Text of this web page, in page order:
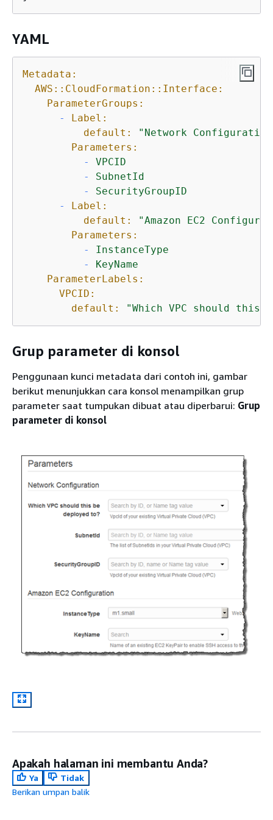
YAML
Metadata:
AWS::CloudFormation::Interface:
ParameterGroups:
-
Label:
default:
"Network
Parameters:
-
VPCID
-
SubnetId
-
SecurityGroupID
-
Label:
default:
"Amazon EC2
Parameters:
-
InstanceType
-
KeyName
ParameterLabels:
VPCID:
default:
"Which VPC should this
Grup parameter di konsol
Penggunaan kunci metadata dari contoh ini, gambar
berikut menunjukkan cara konsol menampilkan grup
parameter saat tumpukan dibuat atau diperbarui: Grup
parameter di konsol
Apakah halaman ini membantu Anda?
Ya
Tidak
Berikan umpan balik